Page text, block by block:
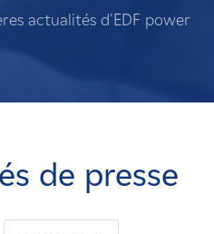
actualités d'EDF power
de presse